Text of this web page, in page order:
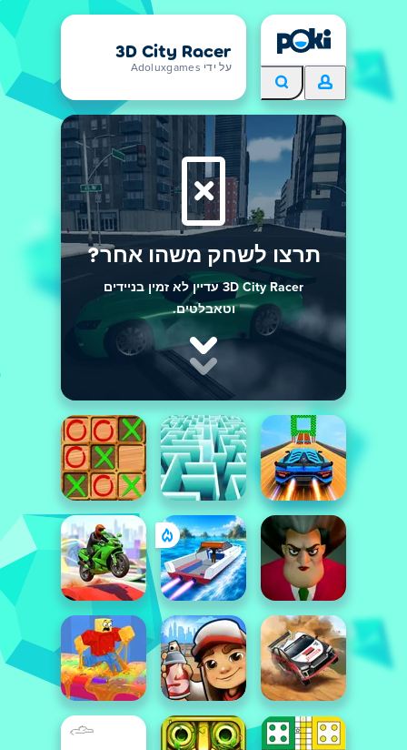
3D City Racer
על ידי Adoluxgames
תרצו לשחק משהו אחר?
3D City Racer עדיין לא זמין בניידים
וטאבלטים.